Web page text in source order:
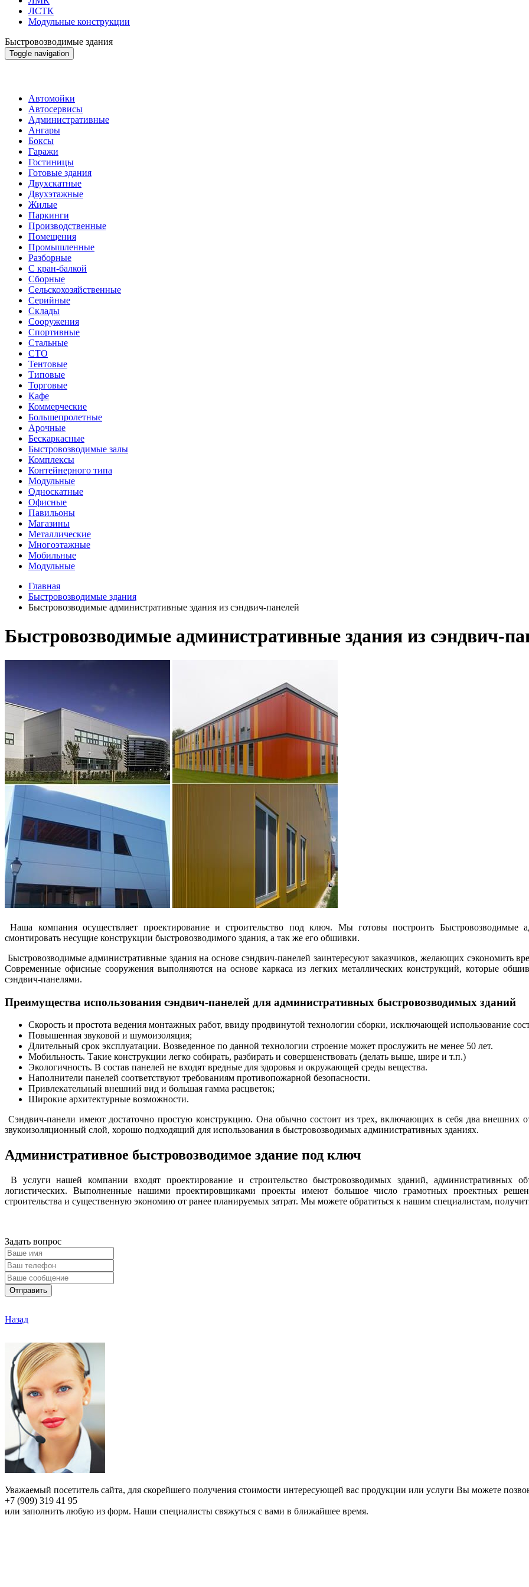
ЛСТК
Модульные конструкции
Быстровозводимые здания
Toggle navigation
Автомойки
Автосервисы
Административные
Ангары
Боксы
Гаражи
Гостиницы
Готовые здания
Двухскатные
Двухэтажные
Жилые
Паркинги
Производственные
Помещения
Промышленные
Разборные
С кран-балкой
Сборные
Сельскохозяйственные
Серийные
Склады
Сооружения
Спортивные
Стальные
СТО
Тентовые
Типовые
Торговые
Кафе
Коммерческие
Большепролетные
Арочные
Бескаркасные
Быстровозводимые залы
Комплексы
Контейнерного типа
Модульные
Односкатные
Офисные
Павильоны
Магазины
Металлические
Многоэтажные
Мобильные
Модульные
Главная
Быстровозводимые здания
Быстровозводимые административные здания из сэндвич-панелей
Быстровозводимые административные здания из сэндвич-
Наша компания осуществляет проектирование и строительство под ключ. Мы готовы построить Быстровозводимые
смонтировать несущие конструкции быстровозводимого здания, а так же его обшивки.
Быстровозводимые административные здания на основе сэндвич-панелей заинтересуют заказчиков, желающих сэкономить
Современные офисные сооружения выполняются на основе каркаса из легких металлических конструкций, которые
сэндвич-панелями.
Преимущества использования сэндвич-панелей для административных быстровозводимых зданий
Скорость и простота ведения монтажных работ, ввиду продвинутой технологии сборки, исключающей использование
Повышенная звуковой и шумоизоляция;
Длительный срок эксплуатации. Возведенное по данной технологии строение может прослужить не менее 50 лет.
Мобильность. Такие конструкции легко собирать, разбирать и совершенствовать (делать выше, шире и т.п.)
Экологичность. В состав панелей не входят вредные для здоровья и окружающей среды вещества.
Наполнители панелей соответствуют требованиям противопожарной безопасности.
Привлекательный внешний вид и большая гамма расцветок;
Широкие архитектурные возможности.
Сэндвич-панели имеют достаточно простую конструкцию. Она обычно состоит из трех, включающих в себя два внешних
звукоизоляционный слой, хорошо подходящий для использования в быстровозводимых административных зданиях.
Административное быстровозводимое здание под ключ
В услуги нашей компании входят проектирование и строительство быстровозводимых зданий, административных
логистических. Выполненные нашими проектировщиками проекты имеют большое число грамотных проектных
строительства и существенную экономию от ранее планируемых затрат. Мы можете обратиться к нашим специалистам,
Задать вопрос
Отправить
Назад
Уважаемый посетитель сайта, для скорейшего получения стоимости интересующей вас продукции или услуги Вы можете
+7 (909) 319 41 95
или заполнить любую из форм. Наши специалисты свяжуться с вами в ближайшее время.